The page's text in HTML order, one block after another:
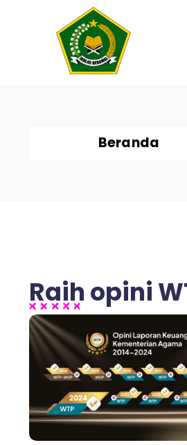
Beranda
Raih opini
No Comments